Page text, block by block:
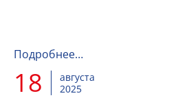
Подробнее…
18
августа
2025